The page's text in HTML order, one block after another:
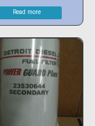
Read more